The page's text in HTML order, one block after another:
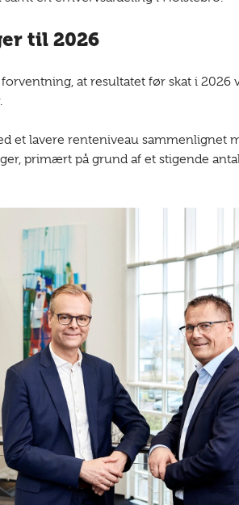
til 2026
forventning, at resultatet før skat i
et lavere renteniveau sammenlignet
primært på grund af et stigende